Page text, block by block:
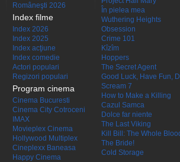
Româneşti 2026
Index filme
Index 2026
Index 2025
Index acţiune
Index comedie
Actori populari
Regizori populari
Program cinema
Cinema Bucuresti
Cinema City Cotroceni
IMAX
Movieplex Cinema
Hollywood Multiplex
Cineplexx Baneasa
Happy Cinema
În pielea mea
Wuthering Heights
Obsession
Crime 101
Kîzîm
Hoppers
The Secret Agent
Good Luck, Have Fun,
Scream 7
How to Make a Killing
Cazul Samca
Dolce far niente
The Last Viking
Kill Bill: The Whole
The Bride!
Cold Storage